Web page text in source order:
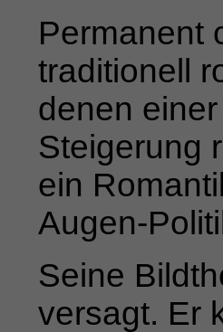
Permanent
traditionell
denen
Steigerung
ein
Augen-
Seine
versagt. Er